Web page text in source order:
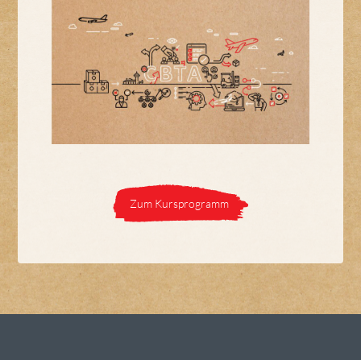
Zum Kursprogramm